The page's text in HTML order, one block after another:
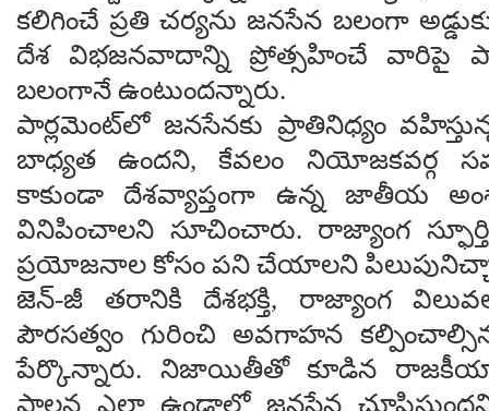
కలిగించే ప్రతి చర్యను జనసేన బలంగా
దేశ విభజనవాదాన్ని ప్రోత్సహించే వారిపై
బలంగానే ఉంటుందన్నారు.
పార్లమెంట్‌లో జనసేనకు ప్రాతినిధ్యం
బాధ్యత ఉందని, కేవలం నియోజకవర్గ
కాకుండా దేశవ్యాప్తంగా ఉన్న జాతీయ
వినిపించాలని సూచించారు. రాజ్యాంగ
ప్రయోజనాల కోసం పని చేయాలని
జెన్-జీ తరానికి దేశభక్తి, రాజ్యాంగ
పౌరసత్వం గురించి అవగాహన
పేర్కొన్నారు. నిజాయితీతో కూడిన
పాలన ఎలా ఉండాలో జనసేన